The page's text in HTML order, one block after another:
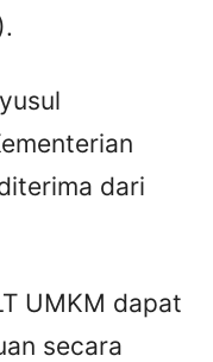
dari
UMKM dapat
secara